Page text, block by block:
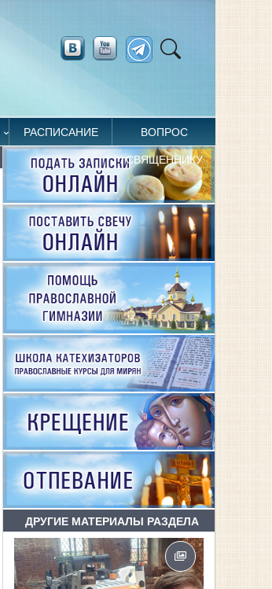
РАСПИСАНИЕ ВОПРОС
СВЯЩЕННИКУ
ДРУГИЕ МАТЕРИАЛЫ РАЗДЕЛА